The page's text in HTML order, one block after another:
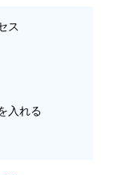
ス
入れる